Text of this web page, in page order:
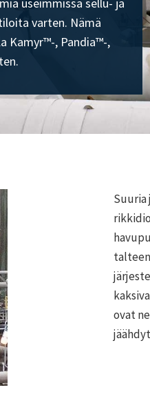
varten. Nämä
Kamyr™-, Pandia™-,
ovat